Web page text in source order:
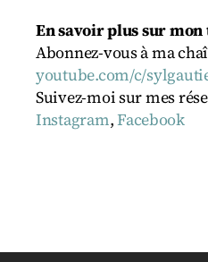
En savoir plus sur
Abonnez-vous à ma
youtube.com/c/
Suivez-moi sur mes
Instagram,Facebook